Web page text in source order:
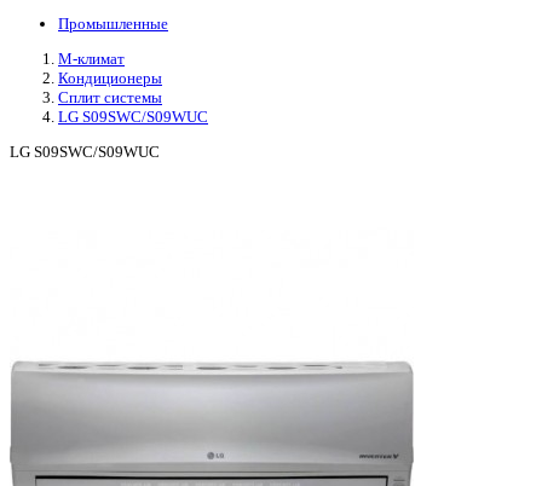
Промышленные
М-климат
Кондиционеры
Сплит системы
LG S09SWC/S09WUC
LG S09SWC/S09WUC